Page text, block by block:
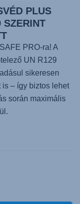
PLUS
SZERINT
PRO-ra! A
UN R129
sikeresen
– így biztos lehet
során maximális